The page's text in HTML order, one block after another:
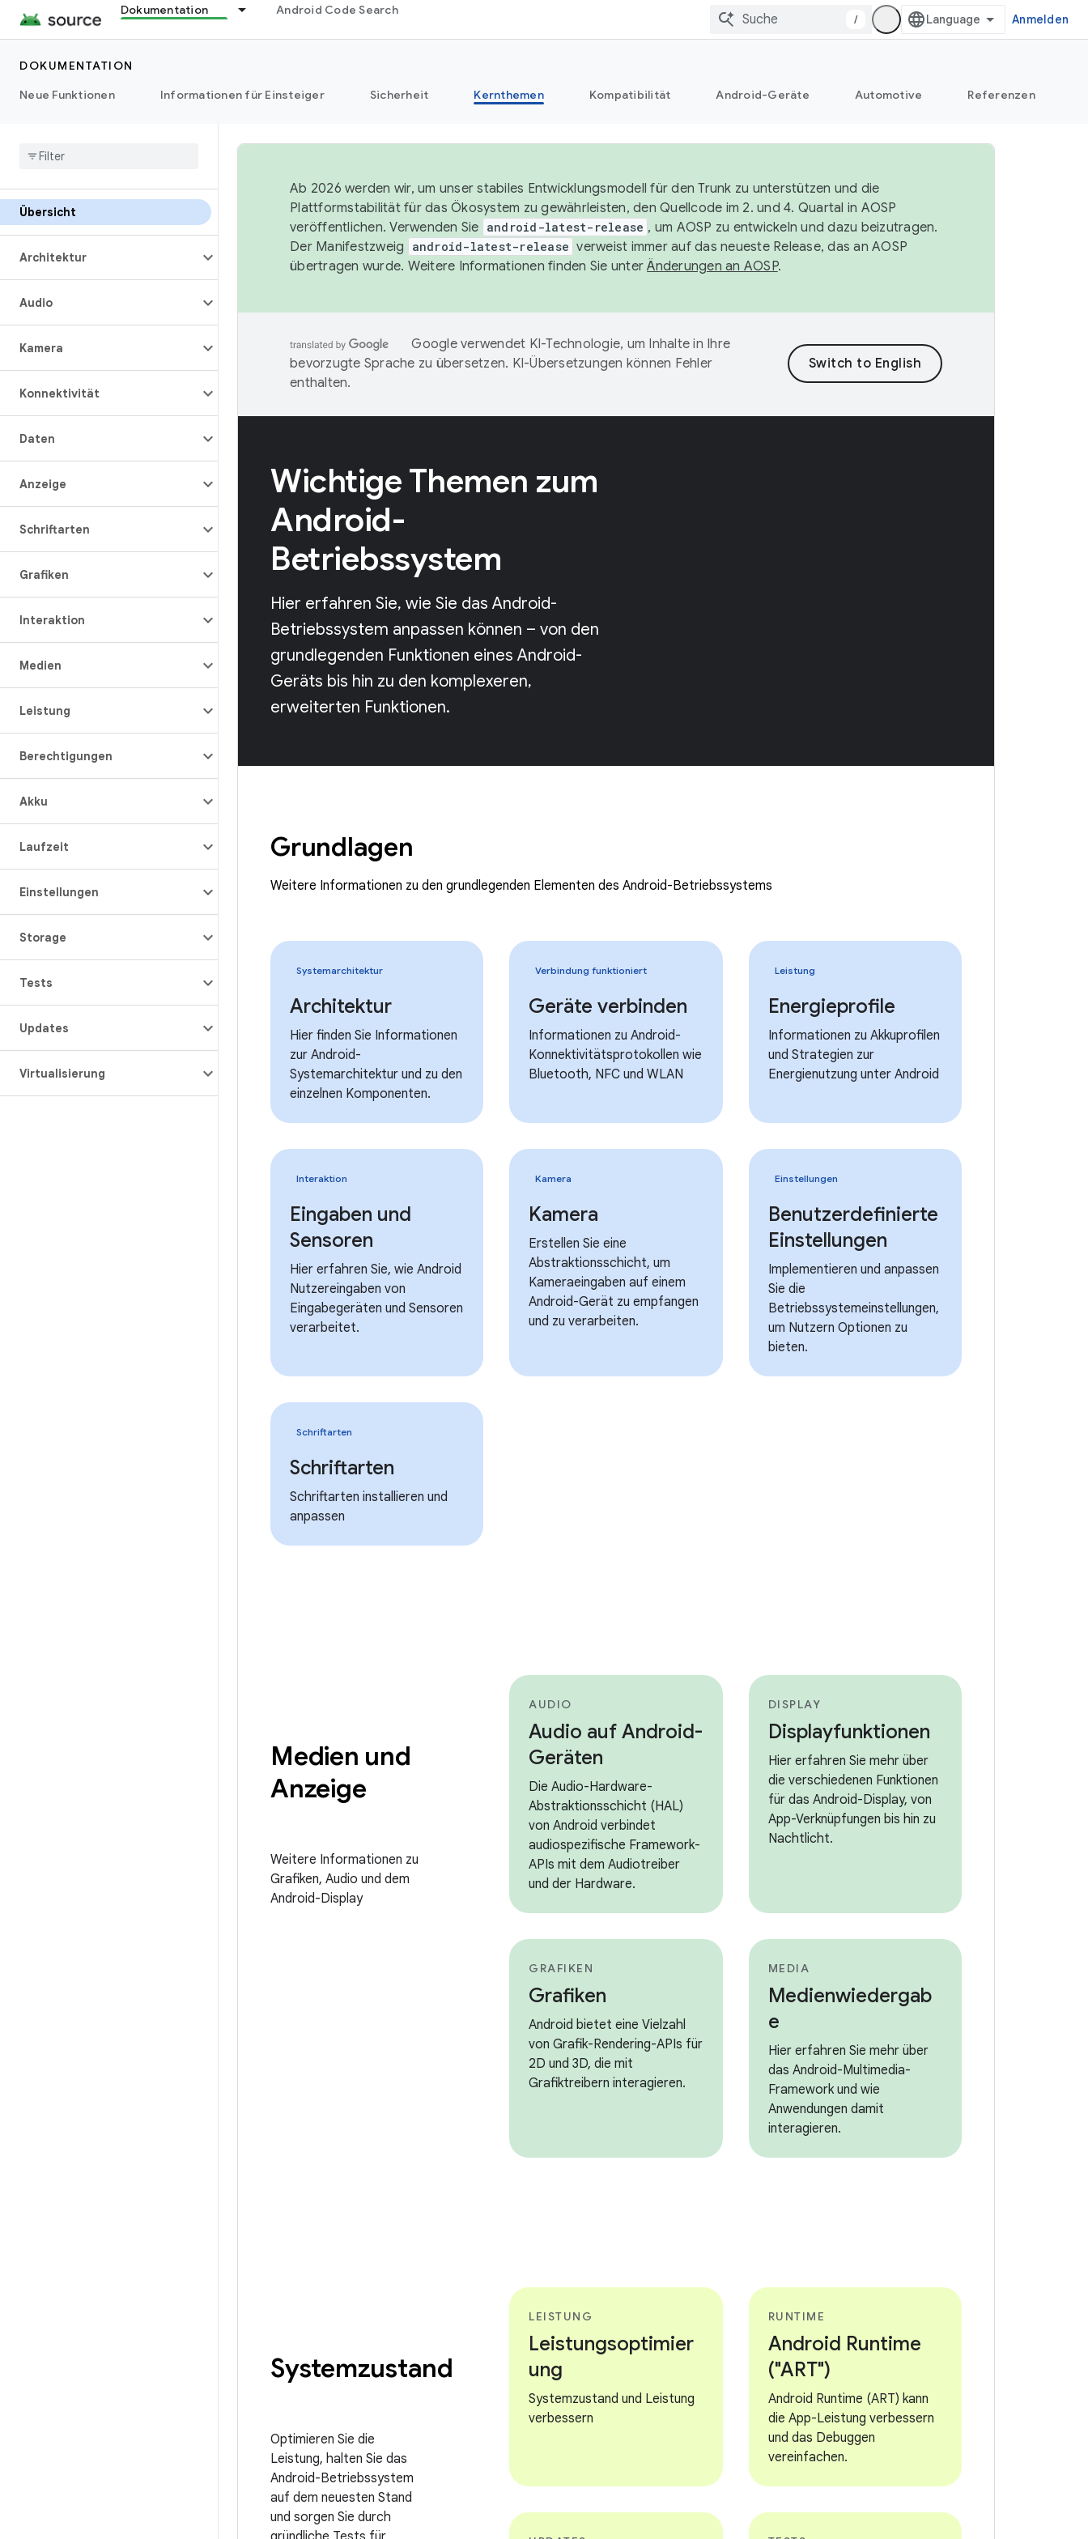
Dokumentation Android Code Search
/ Anmelden
DOKUMENTATION
Neue Funktionen
Informationen für Einsteiger Sicherheit Kernthemen Kompatibilität Android-Geräte Automotive Referenzen
Übersicht
Architektur
Audio
Kamera
Konnektivität
Daten
Anzeige
Schriftarten
Grafiken
Interaktion
Medien
Leistung
Berechtigungen
Akku
Laufzeit
Einstellungen
Storage
Tests
Updates
Virtualisierung
Ab 2026 werden wir, um unser stabiles Entwicklungsmodell für den Trunk zu unterstützen und die
Plattformstabilität für das Ökosystem zu gewährleisten, den Quellcode im 2. und 4. Quartal in AOSP
veröffentlichen. Verwenden Sie android-latest-release , um AOSP zu entwickeln und dazu beizutragen.
Der Manifestzweig
android-latest-release verweist immer auf das neueste Release, das an AOSP
übertragen wurde. Weitere Informationen finden Sie unterÄnderungen an AOSP.
Google verwendet KI-Technologie, um Inhalte in Ihre
bevorzugte Sprache zu übersetzen. KI-Übersetzungen können Fehler
enthalten.
Wichtige Themen zum
Android-
Betriebssystem
Hier erfahren Sie, wie Sie das Android-
Betriebssystem anpassen können – von den
grundlegenden Funktionen eines Android-
Geräts bis hin zu den komplexeren,
erweiterten Funktionen.
Grundlagen
Weitere Informationen zu den grundlegenden Elementen des Android-Betriebssystems
Systemarchitektur
Architektur
Hier finden Sie Informationen
zur Android-
Systemarchitektur und zu den
einzelnen Komponenten.
Verbindung funktioniert
Geräte verbinden
Informationen zu Android-
Konnektivitätsprotokollen wie
Bluetooth, NFC und WLAN
Leistung
Energieprofile
Informationen zu Akkuprofilen
und Strategien zur
Energienutzung unter Android
Interaktion
Eingaben und
Sensoren
Hier erfahren Sie, wie Android
Nutzereingaben von
Eingabegeräten und Sensoren
verarbeitet.
Kamera
Kamera
Erstellen Sie eine
Abstraktionsschicht, um
Kameraeingaben auf einem
Android-Gerät zu empfangen
und zu verarbeiten.
Einstellungen
Benutzerdefinierte
Einstellungen
Implementieren und anpassen
Sie die
Betriebssystemeinstellungen,
um Nutzern Optionen zu
bieten.
Schriftarten
Schriftarten
Schriftarten installieren und
anpassen
Medien und
Anzeige
Weitere Informationen zu
Grafiken, Audio und dem
Android-Display
AUDIO
Audio auf Android-
Geräten
Die Audio-Hardware-
Abstraktionsschicht (HAL)
von Android verbindet
audiospezifische Framework-
APIs mit dem Audiotreiber
und der Hardware.
DISPLAY
Displayfunktionen
Hier erfahren Sie mehr über
die verschiedenen Funktionen
für das Android-Display, von
App-Verknüpfungen bis hin zu
Nachtlicht.
GRAFIKEN
Grafiken
Android bietet eine Vielzahl
von Grafik-Rendering-APIs für
2D und 3D, die mit
Grafiktreibern interagieren.
MEDIA
Medienwiedergab
e
Hier erfahren Sie mehr über
das Android-Multimedia-
Framework und wie
Anwendungen damit
interagieren.
Systemzustand
Optimieren Sie die
Leistung, halten Sie das
Android-Betriebssystem
auf dem neuesten Stand
und sorgen Sie durch
LEISTUNG
Leistungsoptimier
ung
Systemzustand und Leistung
verbessern
RUNTIME
Android Runtime
("ART")
Android Runtime (ART) kann
die App-Leistung verbessern
und das Debuggen
vereinfachen.